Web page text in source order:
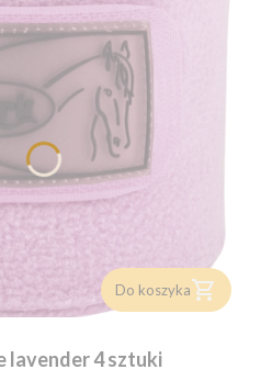
Do koszyka
lavender 4 sztuki